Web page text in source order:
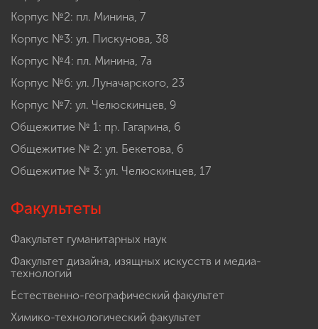
Корпус №2: пл. Минина, 7
Корпус №3: ул. Пискунова, 38
Корпус №4: пл. Минина, 7а
Корпус №6: ул. Луначарского, 23
Корпус №7: ул. Челюскинцев, 9
Общежитие № 1: пр. Гагарина, 6
Общежитие № 2: ул. Бекетова, 6
Общежитие № 3: ул. Челюскинцев, 17
Факультеты
Факультет гуманитарных наук
Факультет дизайна, изящных искусств и медиа-
технологий
Естественно-географический факультет
Химико-технологический факультет